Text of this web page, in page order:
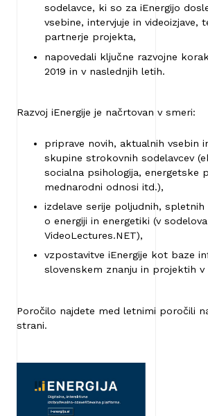
sodelavce, ki so za iEnergijo
vsebine, intervjuje in videoizjave,
partnerje projekta,
napovedali ključne razvojne
2019 in v naslednjih letih.
Razvoj iEnergije je načrtovan v smeri:
priprave novih, aktualnih vsebin
skupine strokovnih sodelavcev
socialna psihologija, energetske
mednarodni odnosi itd.),
izdelave serije poljudnih, spletnih
o energiji in energetiki (v
VideoLectures.NET),
vzpostavitve iEnergije kot baze
slovenskem znanju in projektih v
Poročilo najdete med letnimi poročili
strani.